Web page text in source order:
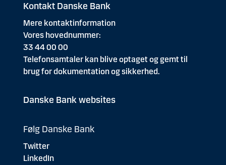
Kontakt Danske Bank
Mere kontaktinformation
Vores hovednummer:
33 44 00 00
Telefonsamtaler kan blive optaget og gemt til
brug for dokumentation og sikkerhed.
Danske Bank websites
Følg Danske Bank
Twitter
LinkedIn